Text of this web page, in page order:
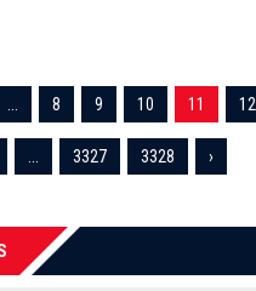
8 9 10 11 12
3327 3328 ›